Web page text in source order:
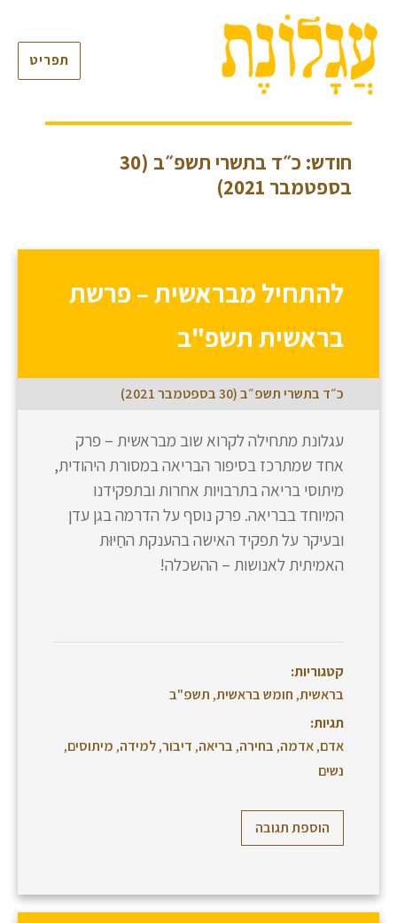
תפריט
חודש: כ״ד בתשרי תשפ״ב (30
בספטמבר 2021)
להתחיל מבראשית – פרשת
בראשית תשפ"ב
כ״ד בתשרי תשפ״ב (30 בספטמבר 2021)
עגלונת מתחילה לקרוא שוב מבראשית – פרק
אחד שמתרכז בסיפור הבריאה במסורת היהודית,
מיתוסי בריאה בתרבויות אחרות ובתפקידנו
המיוחד בבריאה. פרק נוסף על הדרמה בגן עדן
ובעיקר על תפקיד האישה בהענקת החַיּוּת
האמיתית לאנושות – ההשכלה!
קטגוריות:
בראשית, חומש בראשית, תשפ"ב
תגיות:
אדם,אדמה, בחירה, בריאה, דיבור,למידה, מיתוסים,
נשים
הוספת תגובה